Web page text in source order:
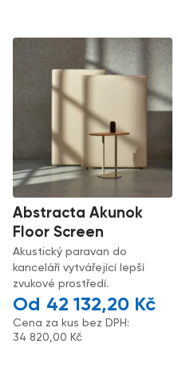
Abstracta Akunok
Floor Screen
Akustický paravan do
kanceláří vytvářející lepší
zvukové prostředí.
42 132,20 Kč
Cena za kus bez DPH:
34 820,00 Kč